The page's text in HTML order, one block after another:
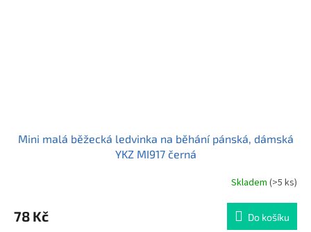
Mini malá běžecká ledvinka na běhání pánská, dámská
YKZ MI917 černá
produktu
je
Skladem(>5 ks)
78 Kč Do košíku